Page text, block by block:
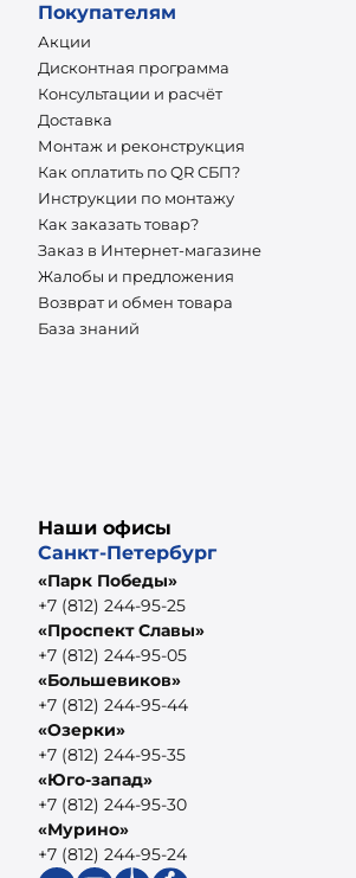
Покупателям
Акции
Дисконтная программа
Консультации и расчёт
Доставка
Монтаж и реконструкция
Как оплатить по QR СБП?
Инструкции по монтажу
Как заказать товар?
Заказ в Интернет-магазине
Жалобы и предложения
Возврат и обмен товара
База знаний
Наши офисы
Санкт-Петербург
«Парк Победы»
+7 (812) 244-95-25
«Проспект Славы»
+7 (812) 244-95-05
«Большевиков»
+7 (812) 244-95-44
«Озерки»
+7 (812) 244-95-35
«Юго-запад»
+7 (812) 244-95-30
«Мурино»
+7 (812) 244-95-24